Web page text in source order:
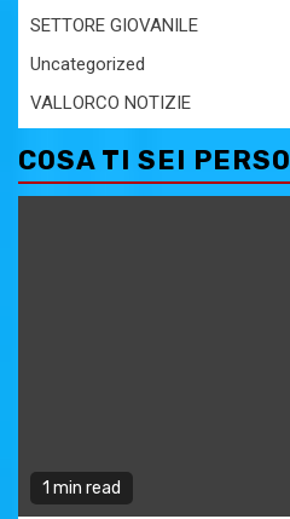
SETTORE GIOVANILE
Uncategorized
VALLORCO NOTIZIE
COSA TI SEI PERSO
1 min read